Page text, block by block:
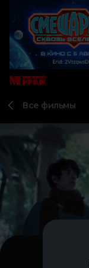
Все фильмы